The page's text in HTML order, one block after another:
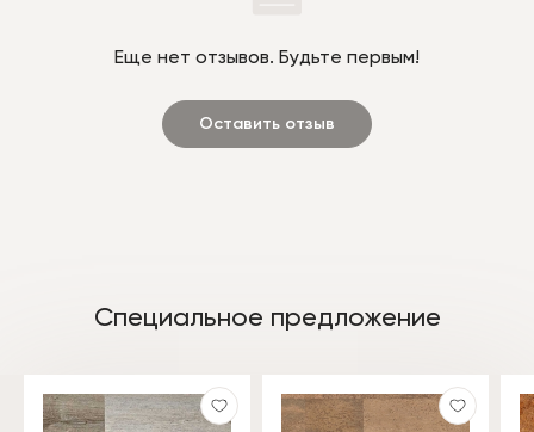
Еще нет отзывов. Будьте первым!
Оставить отзыв
Специальное предложение